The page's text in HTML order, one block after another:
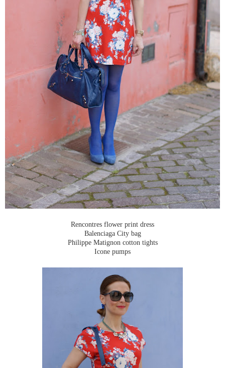
Rencontres flower print dress
Balenciaga City bag
Philippe Matignon cotton tights
Icone pumps